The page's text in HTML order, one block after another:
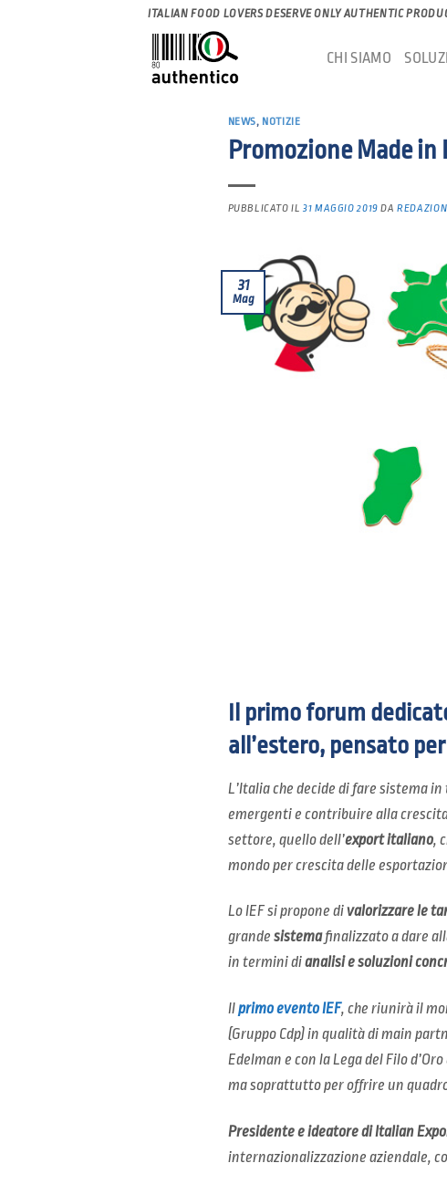
ITALIAN FOOD LOVERS DESERVE ONLY AUTHENTIC
CHI SIAMO
NEWS, NOTIZIE
Promozione Made
PUBBLICATO IL31 MAGGIO 2019 DA
31
Mag
Il primo forum
all’estero, pensato
L’Italia che decide di fare sistema
emergenti e contribuire alla
settore, quello dell’export italiano,
mondo per crescita delle
Lo IEF si propone divalorizzare le
grande sistemafinalizzato a dare
in termini dianalisi e soluzioni
Ilprimo evento IEF, che riunirà il
(Gruppo Cdp) in qualità di main
Edelman e con la Lega del Filo
ma soprattutto per offrire un
Presidente e ideatore di Italian
internazionalizzazione aziendale,